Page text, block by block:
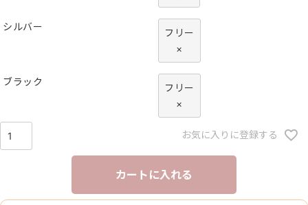
シルバー
フリー
×
ブラック
フリー
×
お気に入りに登録する
カートに入れる